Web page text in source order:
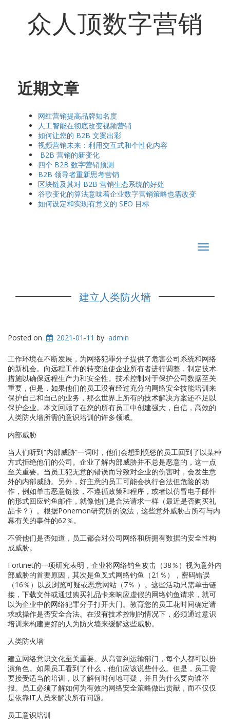
众人顶数字营销
近期文章
网红营销提高品牌知名度
人工智能在彻底改变视频营销
如何让您的 B2B 文案出彩
视频营销未来：利用交互式和个性化内容
B2B 营销的新变化
四个 B2B 数字营销预测
B2B 领导者重新思考营销
区块链及其对 B2B 营销生态系统的好处
谷歌变化的算法意味着企业数字营销策略也需改变
如何设定和实现有意义的 SEO 目标
Toggle
建立人类防火墙
Posted on 2021-01-11 by admin
工作环境在不断发展，为网络犯罪分子提供了危害公司系统和网络
的新机会。向远程工作的转变迫使企业所有者进行调整，制定技术
措施以确保远程生产力和安全性。技术控制对于保护公司数据至关
重要，但是，如果他们的员工没有经过充分的网络安全技能培训来
保护自己和自己的业务，那么世界上所有的技术解决方案还不足以
保护企业。本文回顾了在您的所有员工中创建强大，自信，高效的
人类防火墙所需的意识培训的许多领域。
内部威胁
当人们听到“内部威胁”一词时，他们会想到愤怒的员工回到了以某种
方式拒绝他们的公司。企业了解内部威胁并不总是恶意的，这一点
至关重要。当员工犯无意的错误而导致对企业的伤害时，会发生意
外的内部威胁。另外，好主意的员工可能会执行合法但危险的动
作，例如单击恶意链接，不遵循政策和程序，或者以仿冒电子邮件
的形式回应钓鱼邮件，就像他们是合法请求一样（最近是否购买礼
品卡？）。根据Ponemon研究所的说法，这些意外威胁占所有与内
幕有关的事件的62％。
不管他们是否知道，员工都会对公司网络和所拥有数据的安全性构
成威胁。
Fortinet的一项研究表明，企业将网络钓鱼攻击（38％）视为意外内
部威胁的首要原因，其次是鱼叉式网络钓鱼（21％），密码错误
（16％）以及浏览可疑或恶意网站（7％ ）。这些活动只需单击链
接，下载文件或通过购买礼品卡来响应虚假的网络钓鱼请求，就可
以为企业中的网络犯罪分子打开大门。教育您的员工花时间确定请
求或操作是否安全合法。在没有技术控制的情况下，必须通过意识
培训来构建更好的人为防火墙来缓解这些威胁。
人类防火墙
建立网络意识文化至关重要。从高管到运输部门，每个人都可以扮
演角色。如果员工看到了什么，他们应该说些什么。但是，员工需
要接受适当的培训，以了解何时何地可疑，并且为什么要向谁举
报。员工必须了解如何为有效的网络安全策略做出贡献，而不仅仅
是依靠IT人员来解决所有问题。
员工意识培训